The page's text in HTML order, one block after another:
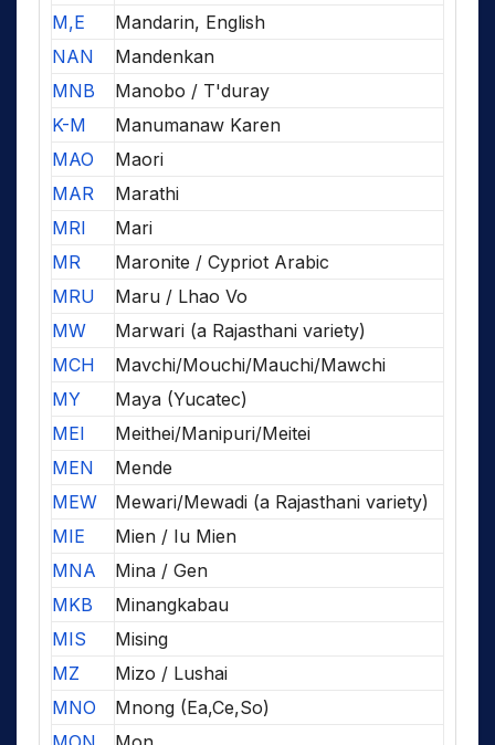
M,E
Mandarin, English
NAN
Mandenkan
MNB
Manobo / T'duray
K-M
Manumanaw Karen
MAO
Maori
MAR
Marathi
MRI
Mari
MR
Maronite / Cypriot Arabic
MRU
Maru / Lhao Vo
MW
Marwari (a Rajasthani variety)
MCH
Mavchi/Mouchi/Mauchi/Mawchi
MY
Maya (Yucatec)
MEI
Meithei/Manipuri/Meitei
MEN
Mende
MEW
Mewari/Mewadi (a Rajasthani variety)
MIE
Mien / Iu Mien
MNA
Mina / Gen
MKB
Minangkabau
MIS
Mising
MZ
Mizo / Lushai
MNO
Mnong (Ea,Ce,So)